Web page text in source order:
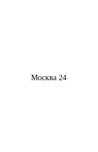
Москва 24